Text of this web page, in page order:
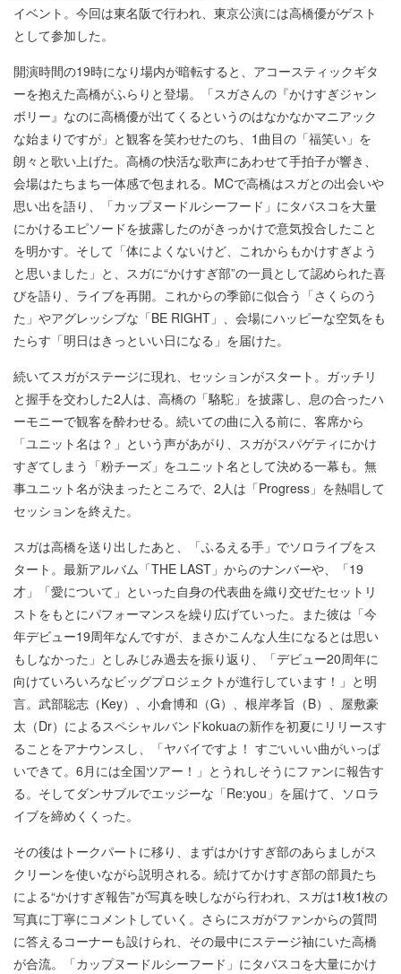
イベント。今回は東名阪で行われ、東京公演には高橋優がゲスト
として参加した。
開演時間の19時になり場内が暗転すると、アコースティックギタ
ーを抱えた高橋がふらりと登場。「スガさんの『かけすぎジャン
ボリー』なのに高橋優が出てくるというのはなかなかマニアック
な始まりですが」と観客を笑わせたのち、1曲目の「福笑い」を
朗々と歌い上げた。高橋の快活な歌声にあわせて手拍子が響き、
会場はたちまち一体感で包まれる。MCで高橋はスガとの出会いや
思い出を語り、「カップヌードルシーフード」にタバスコを大量
にかけるエピソードを披露したのがきっかけで意気投合したこと
を明かす。そして「体によくないけど、これからもかけすぎよう
と思いました」と、スガに“かけすぎ部”の一員として認められた喜
びを語り、ライブを再開。これからの季節に似合う「さくらのう
た」やアグレッシブな「BE RIGHT」、会場にハッピーな空気をも
たらす「明日はきっといい日になる」を届けた。
続いてスガがステージに現れ、セッションがスタート。ガッチリ
と握手を交わした2人は、高橋の「駱駝」を披露し、息の合ったハ
ーモニーで観客を酔わせる。続いての曲に入る前に、客席から
「ユニット名は？」という声があがり、スガがスパゲティにかけ
すぎてしまう「粉チーズ」をユニット名として決める一幕も。無
事ユニット名が決まったところで、2人は「Progress」を熱唱して
セッションを終えた。
スガは高橋を送り出したあと、「ふるえる手」でソロライブをス
タート。最新アルバム「THE LAST」からのナンバーや、「19
才」「愛について」といった自身の代表曲を織り交ぜたセットリ
ストをもとにパフォーマンスを繰り広げていった。また彼は「今
年デビュー19周年なんですが、まさかこんな人生になるとは思い
もしなかった」としみじみ過去を振り返り、「デビュー20周年に
向けていろいろなビッグプロジェクトが進行しています！」と明
言。武部聡志（Key）、小倉博和（G）、根岸孝旨（B）、屋敷豪
太（Dr）によるスペシャルバンドkokuaの新作を初夏にリリースす
ることをアナウンスし、「ヤバイですよ！ すごいいい曲がいっぱ
いできて。6月には全国ツアー！」とうれしそうにファンに報告す
る。そしてダンサブルでエッジーな「Re:you」を届けて、ソロラ
イブを締めくくった。
その後はトークパートに移り、まずはかけすぎ部のあらましがス
クリーンを使いながら説明される。続けてかけすぎ部の部員たち
による“かけすぎ報告”が写真を映しながら行われ、スガは1枚1枚の
写真に丁寧にコメントしていく。さらにスガがファンからの質問
に答えるコーナーも設けられ、その最中にステージ袖にいた高橋
が合流。「カップヌードルシーフード」にタバスコを大量にかけ